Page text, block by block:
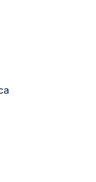
Rica